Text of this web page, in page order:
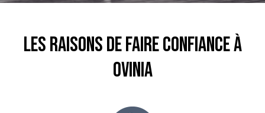
Les raisons de faire confiance à
Ovinia